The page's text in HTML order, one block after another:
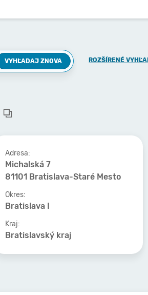
VYHĽADAJ ZNOVA ROZŠÍRENÉ
Adresa:
Michalská 7
81101 Bratislava-Staré Mesto
Okres:
Bratislava I
Kraj:
Bratislavský kraj